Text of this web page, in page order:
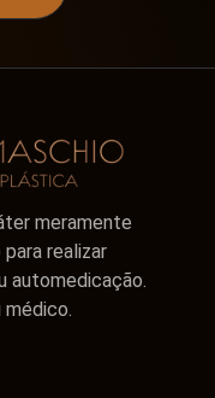
meramente
realizar
automedicação.
médico.